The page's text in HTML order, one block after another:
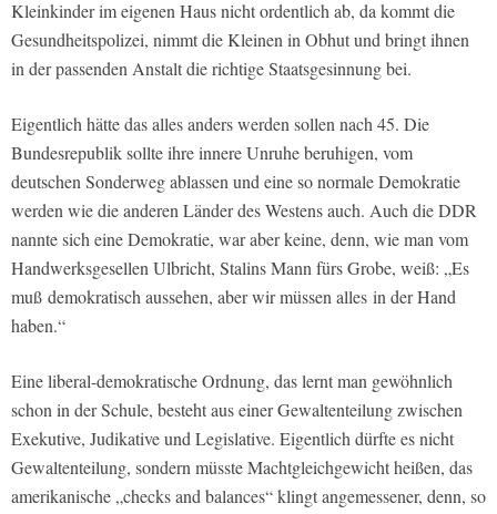
Kleinkinder im eigenen Haus nicht ordentlich ab, da kommt die
Gesundheitspolizei, nimmt die Kleinen in Obhut und bringt ihnen
in der passenden Anstalt die richtige Staatsgesinnung bei.
Eigentlich hätte das alles anders werden sollen nach 45. Die
Bundesrepublik sollte ihre innere Unruhe beruhigen, vom
deutschen Sonderweg ablassen und eine so normale Demokratie
werden wie die anderen Länder des Westens auch. Auch die DDR
nannte sich eine Demokratie, war aber keine, denn, wie man vom
Handwerksgesellen Ulbricht, Stalins Mann fürs Grobe, weiß: „Es
muß demokratisch aussehen, aber wir müssen alles in der Hand
haben.“
Eine liberal-demokratische Ordnung, das lernt man gewöhnlich
schon in der Schule, besteht aus einer Gewaltenteilung zwischen
Exekutive, Judikative und Legislative. Eigentlich dürfte es nicht
Gewaltenteilung, sondern müsste Machtgleichgewicht heißen, das
amerikanische „checks and balances“ klingt angemessener, denn, so